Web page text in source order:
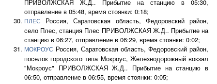
ПРИВОЛЖСКАЯ Ж.Д.. Прибытие на станцию в 05:30,
отправление в 05:48, время стоянки: 0:18;
ПЛЕС
Россия, Саратовская область, Федоровский район,
село Плес, станция Плес ПРИВОЛЖСКАЯ Ж.Д.. Прибытие на
станцию в 06:27, отправление в 06:29, время стоянки: 0:02;
МОКРОУС Россия, Саратовская область, Федоровский район,
поселок городского типа Мокроус, Железнодорожный вокзал
"Мокроус" ПРИВОЛЖСКАЯ Ж.Д.. Прибытие на станцию в
06:50, отправление в 06:55, время стоянки: 0:05;